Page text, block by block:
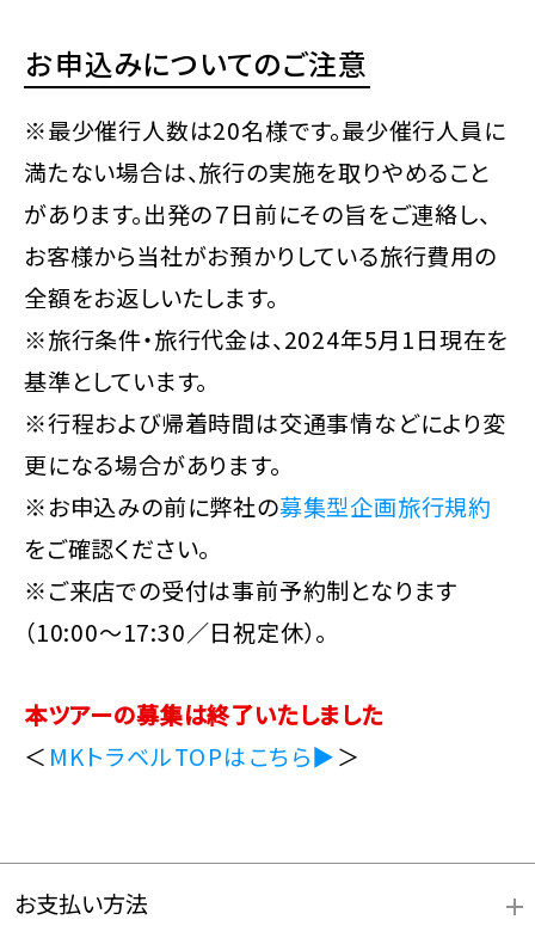
お申込みについてのご注意
※最少催行人数は20名様です。最少催行人員に
満たない場合は、旅行の実施を取りやめること
があります。出発の７日前にその旨をご連絡し、
お客様から当社がお預かりしている旅行費用の
全額をお返しいたします。
※旅行条件・旅行代金は、2024年5月1日現在を
基準としています。
※行程および帰着時間は交通事情などにより変
更になる場合があります。
※お申込みの前に弊社の募集型企画旅行規約
をご確認ください。
※ご来店での受付は事前予約制となります
（10:00～17:30／日祝定休）。
本ツアーの募集は終了いたしました
＜ MKトラベルTOPはこちら▶＞
お支払い方法